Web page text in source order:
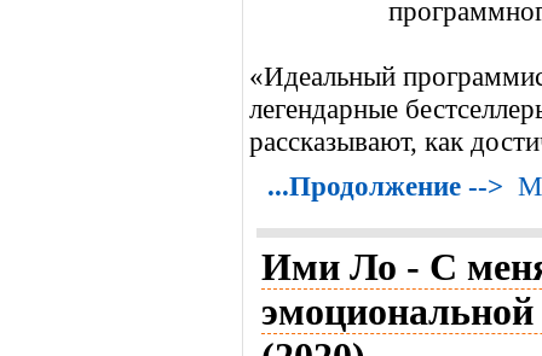
«Идеальный
легендарные
рассказывают, как
...Продолжение -->
Ими Ло - С